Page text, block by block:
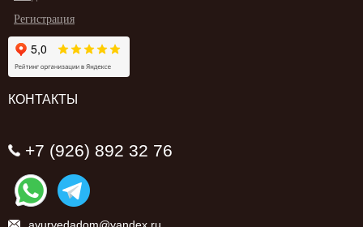
Регистрация
КОНТАКТЫ
+7 (926) 892 32 76
ayurvedadom@yandex.ru